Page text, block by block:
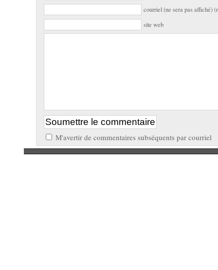
courriel (ne sera pas affiché)
site web
M'avertir de commentaires subséquents par courriel